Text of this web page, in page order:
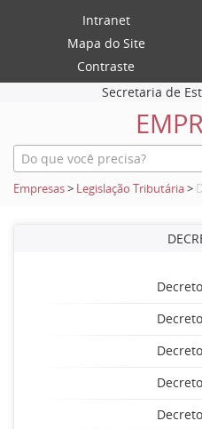
Intranet
Mapa do Site
Contraste
Secretaria de
Empresas> Legislação Tributária>